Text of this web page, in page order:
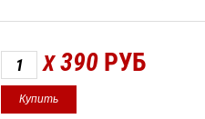
X 390 РУБ